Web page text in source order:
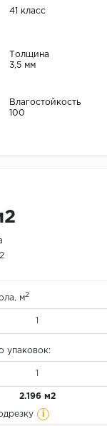
41 класс
Толщина
3,5 мм
Влагостойкость
100
м2
упаковок:
2.196 м2
i